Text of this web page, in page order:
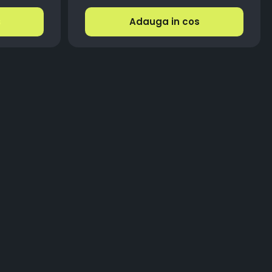
Adauga in cos